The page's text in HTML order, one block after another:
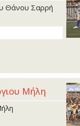
Θάνου Σαρρή
Μήλη